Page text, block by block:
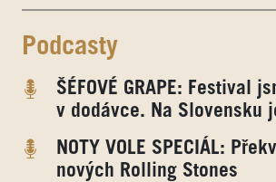
Podcasty
ŠÉFOVÉ GRAPE: Festival
v dodávce. Na Slovensku
NOTY VOLE SPECIÁL:
nových Rolling Stones